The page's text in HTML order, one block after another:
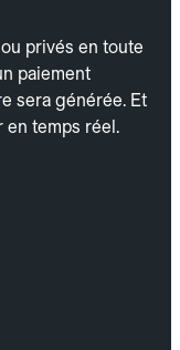
privés en toute
paiement
sera générée. Et
en temps réel.